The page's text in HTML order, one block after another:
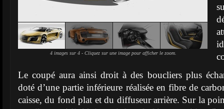
4 images sur 4 - Cliquez sur une image pour afficher le zoom.
Le coupé aura ainsi droit à des boucliers plus
doté d’une partie inférieure réalisée en fibre de
caisse, du fond plat et du diffuseur arrière. Sur la